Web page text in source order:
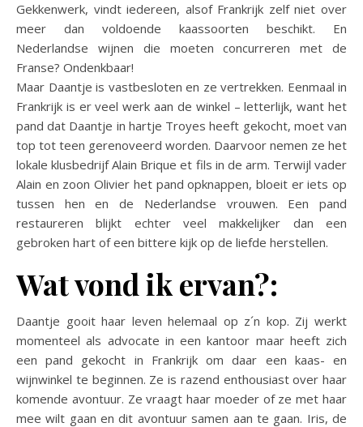
Gekkenwerk, vindt iedereen, alsof Frankrijk zelf niet over
meer dan voldoende kaassoorten beschikt. En
Nederlandse wijnen die moeten concurreren met de
Franse? Ondenkbaar!
Maar Daantje is vastbesloten en ze vertrekken. Eenmaal in
Frankrijk is er veel werk aan de winkel – letterlijk, want het
pand dat Daantje in hartje Troyes heeft gekocht, moet van
top tot teen gerenoveerd worden. Daarvoor nemen ze het
lokale klusbedrijf Alain Brique et fils in de arm. Terwijl vader
Alain en zoon Olivier het pand opknappen, bloeit er iets op
tussen hen en de Nederlandse vrouwen. Een pand
restaureren blijkt echter veel makkelijker dan een
gebroken hart of een bittere kijk op de liefde herstellen.
Wat vond ik ervan?:
Daantje gooit haar leven helemaal op z´n kop. Zij werkt
momenteel als advocate in een kantoor maar heeft zich
een pand gekocht in Frankrijk om daar een kaas- en
wijnwinkel te beginnen. Ze is razend enthousiast over haar
komende avontuur. Ze vraagt haar moeder of ze met haar
mee wilt gaan en dit avontuur samen aan te gaan. Iris, de